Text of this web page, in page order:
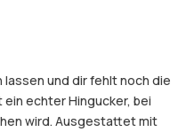
und dir fehlt noch die
echter Hingucker, bei
wird. Ausgestattet mit